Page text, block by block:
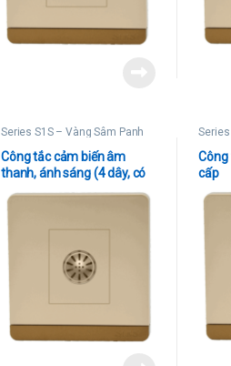
Series S1S – Vàng Sâm Panh
Công tắc cảm biến âm
thanh, ánh sáng (4 dây, có
dây trung tính)
cấp